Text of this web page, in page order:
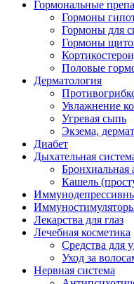
Гормональные
Гормоны
Гормоны для
Гормоны
Половые
Дерматология
Увлажнение
Угревая сыпь
Экзема,
Диабет
Дыхательная
Бронхиальная
Кашель
Лекарства для глаз
Лечебная косметика
Средства для
Уход за
Нервная система